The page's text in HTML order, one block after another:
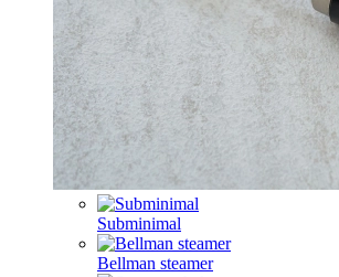
Subminimal
Bellman steamer